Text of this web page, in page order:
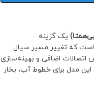
یک گزینه
که تغییر مسیر سیال
اتصالات اضافی و بهینه‌سازی
مدل برای خطوط آب، بخار